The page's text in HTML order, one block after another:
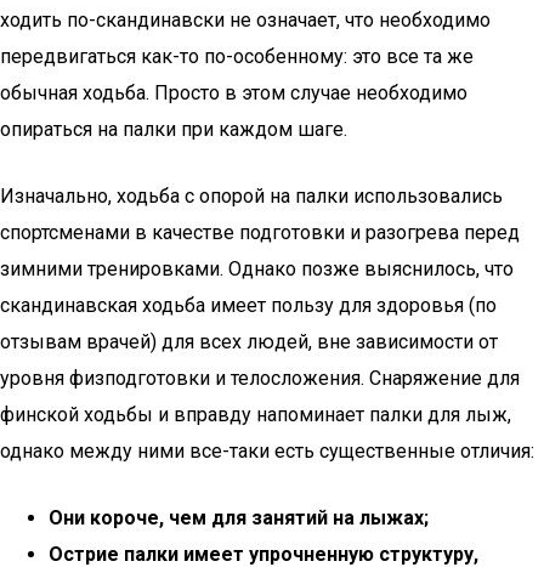
ходить по-скандинавски не означает, что необходимо
передвигаться как-то по-особенному: это все та же
обычная ходьба. Просто в этом случае необходимо
опираться на палки при каждом шаге.
Изначально, ходьба с опорой на палки использовались
спортсменами в качестве подготовки и разогрева перед
зимними тренировками. Однако позже выяснилось, что
скандинавская ходьба имеет пользу для здоровья (по
отзывам врачей) для всех людей, вне зависимости от
уровня физподготовки и телосложения. Снаряжение для
финской ходьбы и вправду напоминает палки для лыж,
однако между ними все-таки есть существенные отличия:
Они короче, чем для занятий на лыжах;
Острие палки имеет упрочненную структуру,